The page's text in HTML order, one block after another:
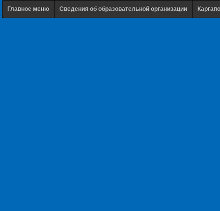
Главное меню Сведения об образовательной организации